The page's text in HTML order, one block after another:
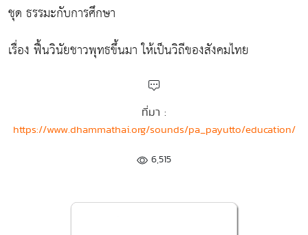
ชุด ธรรมะกับการศึกษา
เรื่อง ฟื้นวินัยชาวพุทธขึ้นมา ให้เป็นวิถีของสังคมไทย
ที่มา :
https://www.dhammathai.org/sounds/pa_payutto/education/
6,515